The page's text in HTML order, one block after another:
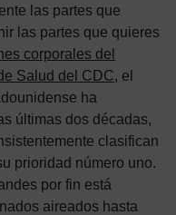
las partes que
las partes que quieres
corporales del
Salud del CDC , el
ha
últimas dos décadas,
clasifican
prioridad número uno.
por fin está
aireados hasta